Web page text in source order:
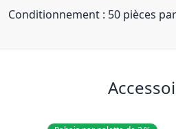
Conditionnement : 50 pièces